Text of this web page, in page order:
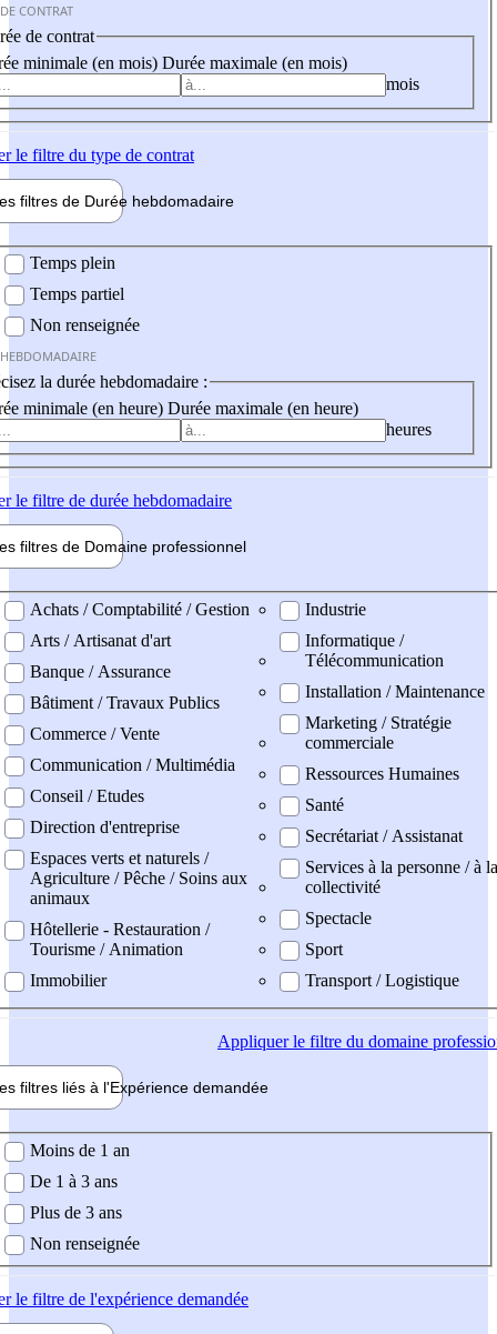
CONTRAT
de contrat
minimale (en mois) Durée maximale (en mois)
mois
le filtre du type de contrat
filtres de Durée hebdomadaire
Temps plein
Temps partiel
Non renseignée
la durée hebdomadaire :
minimale (en heure) Durée maximale (en heure)
heures
le filtre de durée hebdomadaire
filtres de Domaine professionnel
professionel
Achats / Comptabilité / Gestion
Arts / Artisanat d'art
Banque / Assurance
Bâtiment / Travaux Publics
Commerce / Vente
Communication / Multimédia
Conseil / Etudes
Direction d'entreprise
Espaces verts et naturels /
Agriculture / Pêche / Soins aux
animaux
Hôtellerie - Restauration /
Tourisme / Animation
Immobilier
Industrie
Informatique /
Télécommunication
Installation / Maintenance
Marketing / Stratégie
commerciale
Ressources Humaines
Santé
Secrétariat / Assistanat
Services à la personne / à la
collectivité
Spectacle
Sport
Transport / Logistique
Appliquerle filtre du domaine
filtres liés à l'Expérience demandée
demandée
Moins de 1 an
De 1 à 3 ans
Plus de 3 ans
Non renseignée
le filtre de l'expérience demandée